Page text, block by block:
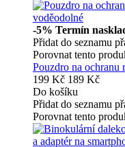
-5% Termín
Přidat do seznamu
Porovnat tento
Pouzdro na
199 Kč 189 Kč
Do košíku
Přidat do seznamu
Porovnat tento